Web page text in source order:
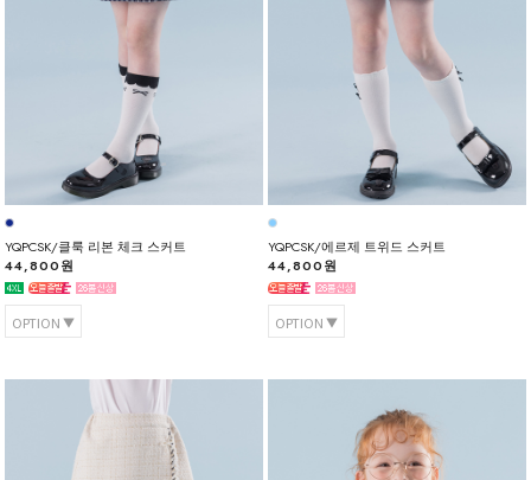
YQPCSK/클룩 리본 체크 스커트
44,800원
OPTION
YQPCSK/에르제 트위드 스커트
44,800원
OPTION